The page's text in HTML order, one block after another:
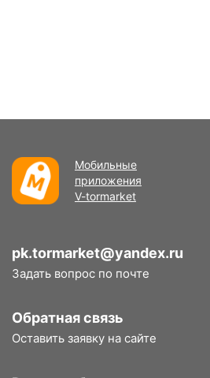
Мобильные
приложения
V-tormarket
pk.tormarket@yandex.ru
Задать вопрос по почте
Обратная связь
Оставить заявку на сайте